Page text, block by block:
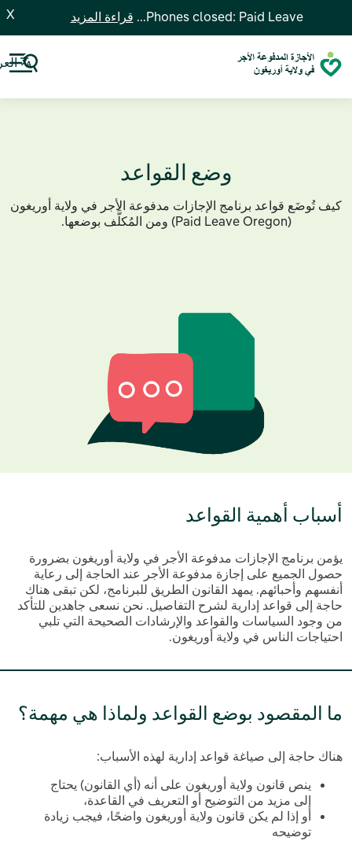
Phones closed: Paid Leave... قراءة المزيد X
وضع القواعد
كيف تُوضَع قواعد برنامج الإجازات مدفوعة الأجر في ولاية أوريغون
(Paid Leave Oregon) ومن المُكلَّف بوضعها.
أسباب أهمية القواعد
يؤمن برنامج الإجازات مدفوعة الأجر في ولاية أوريغون بضرورة
حصول الجميع على إجازة مدفوعة الأجر عند الحاجة إلى رعاية
أنفسهم وأحبائهم. يمهد القانون الطريق للبرنامج، لكن تبقى هناك
حاجة إلى قواعد إدارية لشرح التفاصيل. نحن نسعى جاهدين للتأكد
من وجود السياسات والقواعد والإرشادات الصحيحة التي تلبي
احتياجات الناس في ولاية أوريغون.
ما المقصود بوضع القواعد ولماذا هي مهمة؟
هناك حاجة إلى صياغة قواعد إدارية لهذه الأسباب:
ينص قانون ولاية أوريغون على أنه (أي القانون) يحتاج
إلى مزيد من التوضيح أو التعريف في القاعدة،
أو إذا لم يكن قانون ولاية أوريغون واضحًا، فيجب زيادة
توضيحه